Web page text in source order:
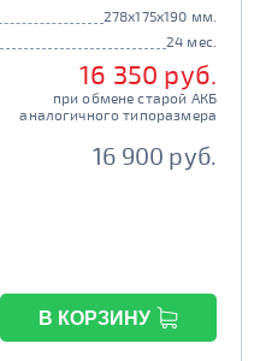
278x175x190 мм.
24 мес.
16 350 руб.
при обмене старой АКБ
аналогичного типоразмера
16 900 руб.
В КОРЗИНУ